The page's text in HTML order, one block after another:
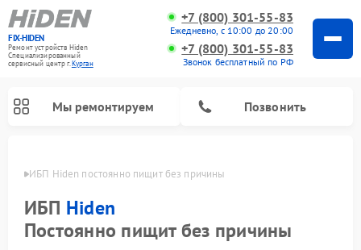
FIX-HIDEN
Ремонт устройств Hiden
Специализированный
cервисный центр г.Курган
+7 (800) 301-55-83
Ежедневно, с 10:00 до 20:00
+7 (800) 301-55-83
Звонок бесплатный по РФ
Мы ремонтируем Позвонить
ИБП Hiden постоянно пищит без причины
ИБП Hiden
Постоянно пищит без причины